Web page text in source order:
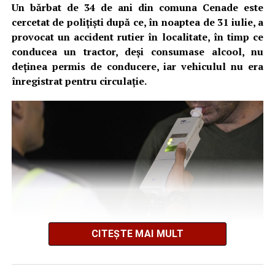
ACS Atomic Blaj, medalie de bronz la Campionatul
Național U16 de volei pe nisip: Ilinca Iuga și
Andreea Pripon, pe podium la Arad
Peste 1,5 milioane de lei pentru aparatură medicală
la Spitalul Municipal Blaj. Ce echipamente vor fi
cumpărate
O nouă victorie pentru echipa din „Mica Romă”, în
meciurile de pregătire: CIL Blaj – Performanța Ighiu
Un bărbat de 34 de ani din comuna Cenade este
cercetat de polițiști după ce, în noaptea de 31 iulie, a
provocat un accident rutier în localitate, în timp ce
conducea un tractor, deși consumase alcool, nu
deținea permis de conducere, iar vehiculul nu era
înregistrat pentru circulație.
CITEȘTE MAI MULT